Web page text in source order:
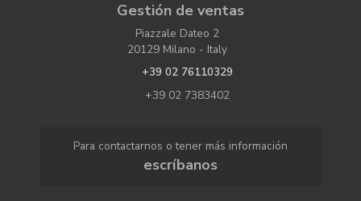
Gestión de ventas
Piazzale Dateo 2
20129 Milano - Italy
+39 02 76110329
+39 02 7383402
Para contactarnos o tener más información
escríbanos